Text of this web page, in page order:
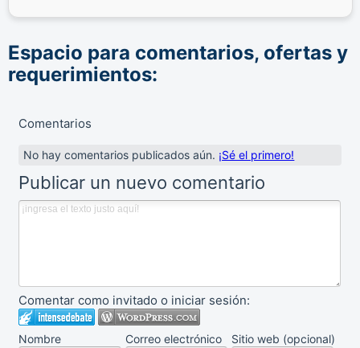
Espacio para comentarios, ofertas y
requerimientos:
Comentarios
No hay comentarios publicados aún. ¡Sé el primero!
Publicar un nuevo comentario
Comentar como invitado o iniciar sesión:
Nombre Correo electrónico Sitio web (opcional)